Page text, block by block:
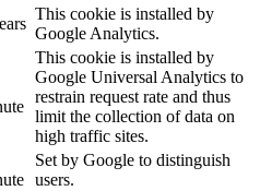
This cookie is installed by
Google Analytics.
This cookie is installed by
Google Universal Analytics to
restrain request rate and thus
limit the collection of data on
high traffic sites.
Set by Google to distinguish
users.